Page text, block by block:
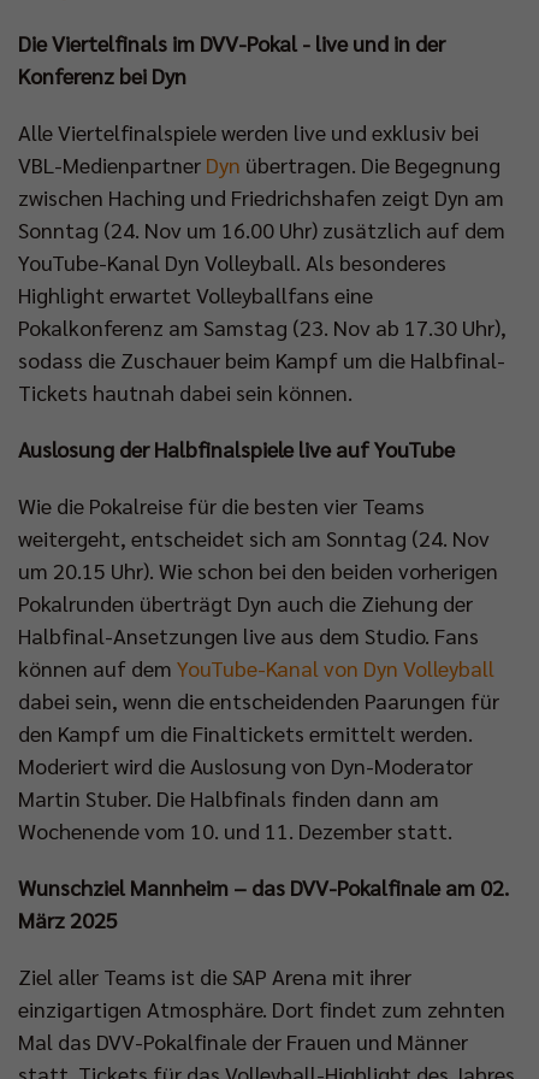
Die Viertelfinals im DVV-Pokal - live und in der
Konferenz bei Dyn
Alle Viertelfinalspiele werden live und exklusiv bei
VBL-Medienpartner Dyn übertragen. Die Begegnung
zwischen Haching und Friedrichshafen zeigt Dyn am
Sonntag (24. Nov um 16.00 Uhr) zusätzlich auf dem
YouTube-Kanal Dyn Volleyball. Als besonderes
Highlight erwartet Volleyballfans eine
Pokalkonferenz am Samstag (23. Nov ab 17.30 Uhr),
sodass die Zuschauer beim Kampf um die Halbfinal-
Tickets hautnah dabei sein können.
Auslosung der Halbfinalspiele live auf YouTube
Wie die Pokalreise für die besten vier Teams
weitergeht, entscheidet sich am Sonntag (24. Nov
um 20.15 Uhr). Wie schon bei den beiden vorherigen
Pokalrunden überträgt Dyn auch die Ziehung der
Halbfinal-Ansetzungen live aus dem Studio. Fans
können auf dem YouTube-Kanal von Dyn Volleyball
dabei sein, wenn die entscheidenden Paarungen für
den Kampf um die Finaltickets ermittelt werden.
Moderiert wird die Auslosung von Dyn-Moderator
Martin Stuber. Die Halbfinals finden dann am
Wochenende vom 10. und 11. Dezember statt.
Wunschziel Mannheim – das DVV-Pokalfinale am 02.
März 2025
Ziel aller Teams ist die SAP Arena mit ihrer
einzigartigen Atmosphäre. Dort findet zum zehnten
Mal das DVV-Pokalfinale der Frauen und Männer